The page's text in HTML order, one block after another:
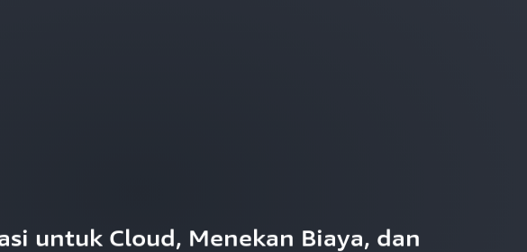
untuk Cloud, Menekan Biaya, dan